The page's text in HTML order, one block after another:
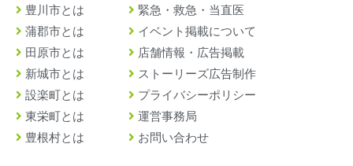
豊川市とは
蒲郡市とは
田原市とは
新城市とは
設楽町とは
東栄町とは
豊根村とは
緊急・救急・当直医
イベント掲載について
店舗情報・広告掲載
ストーリーズ広告制作
プライバシーポリシー
運営事務局
お問い合わせ